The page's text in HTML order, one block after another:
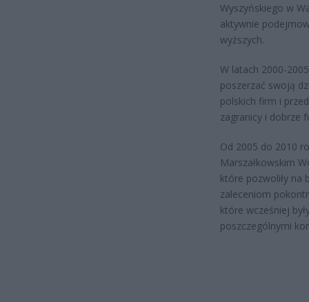
Wyszyńskiego w
aktywnie
wyższych.
W latach 2000-
poszerzać swoją
polskich firm i
zagranicy i dobrze
Od 2005 do 2010
Marszałkowskim
które pozwoliły na
zaleceniom
które wcześniej
poszczególnymi